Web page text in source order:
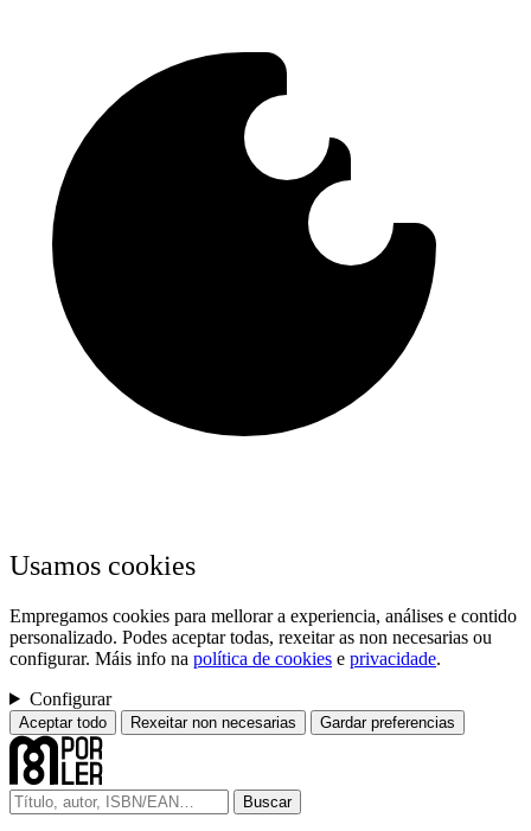
Usamos cookies
Empregamos cookies para mellorar a experiencia, análises e contido
personalizado. Podes aceptar todas, rexeitar as non necesarias ou
configurar. Máis info na política de cookies e privacidade.
Configurar
Aceptar todo Rexeitar non necesarias Gardar preferencias
Buscar